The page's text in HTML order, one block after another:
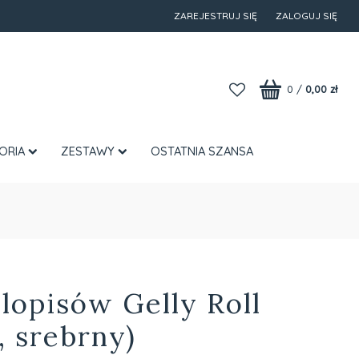
ZAREJESTRUJ SIĘ ZALOGUJ SIĘ
0 / 0,00 zł
ZESTAWY OSTATNIA SZANSA
Gelly Roll
srebrny)